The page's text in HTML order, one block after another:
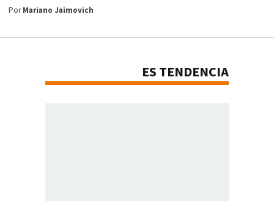
PorMariano Jaimovich
ES TENDENCIA